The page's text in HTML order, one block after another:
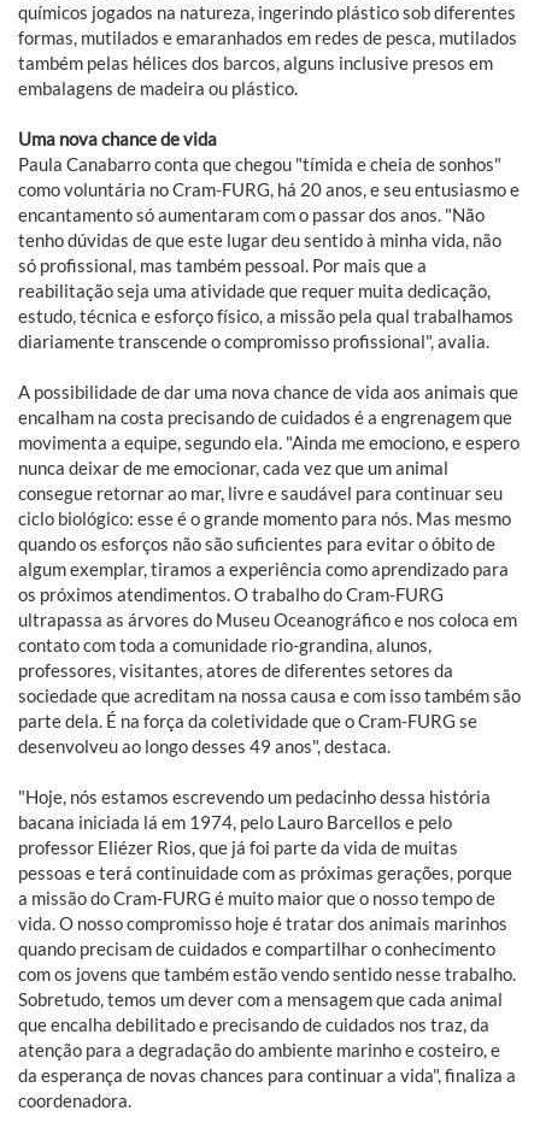
químicos jogados na natureza, ingerindo plástico sob diferentes
formas, mutilados e emaranhados em redes de pesca, mutilados
também pelas hélices dos barcos, alguns inclusive presos em
embalagens de madeira ou plástico.
Uma nova chance de vida
Paula Canabarro conta que chegou "tímida e cheia de sonhos"
como voluntária no Cram-FURG, há 20 anos, e seu entusiasmo e
encantamento só aumentaram com o passar dos anos. "Não
tenho dúvidas de que este lugar deu sentido à minha vida, não
só profissional, mas também pessoal. Por mais que a
reabilitação seja uma atividade que requer muita dedicação,
estudo, técnica e esforço físico, a missão pela qual trabalhamos
diariamente transcende o compromisso profissional", avalia.
A possibilidade de dar uma nova chance de vida aos animais que
encalham na costa precisando de cuidados é a engrenagem que
movimenta a equipe, segundo ela. "Ainda me emociono, e espero
nunca deixar de me emocionar, cada vez que um animal
consegue retornar ao mar, livre e saudável para continuar seu
ciclo biológico: esse é o grande momento para nós. Mas mesmo
quando os esforços não são suficientes para evitar o óbito de
algum exemplar, tiramos a experiência como aprendizado para
os próximos atendimentos. O trabalho do Cram-FURG
ultrapassa as árvores do Museu Oceanográfico e nos coloca em
contato com toda a comunidade rio-grandina, alunos,
professores, visitantes, atores de diferentes setores da
sociedade que acreditam na nossa causa e com isso também são
parte dela. É na força da coletividade que o Cram-FURG se
desenvolveu ao longo desses 49 anos", destaca.
"Hoje, nós estamos escrevendo um pedacinho dessa história
bacana iniciada lá em 1974, pelo Lauro Barcellos e pelo
professor Eliézer Rios, que já foi parte da vida de muitas
pessoas e terá continuidade com as próximas gerações, porque
a missão do Cram-FURG é muito maior que o nosso tempo de
vida. O nosso compromisso hoje é tratar dos animais marinhos
quando precisam de cuidados e compartilhar o conhecimento
com os jovens que também estão vendo sentido nesse trabalho.
Sobretudo, temos um dever com a mensagem que cada animal
que encalha debilitado e precisando de cuidados nos traz, da
atenção para a degradação do ambiente marinho e costeiro, e
da esperança de novas chances para continuar a vida", finaliza a
coordenadora.